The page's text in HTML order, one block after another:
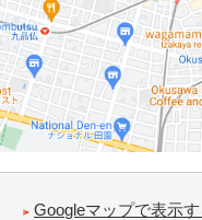
Googleマップで表示